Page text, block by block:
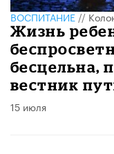
ВОСПИТАНИЕ//
Жизнь
бесцельна,
вестник
15 июля